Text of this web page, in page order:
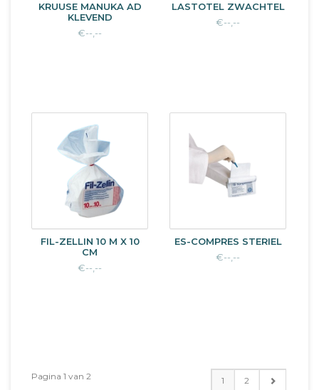
KRUUSE MANUKA AD
KLEVEND
€--,--
LASTOTEL ZWACHTEL
€--,--
FIL-ZELLIN 10 M X 10
CM
€--,--
ES-COMPRES STERIEL
€--,--
Pagina 1 van 2 1 2